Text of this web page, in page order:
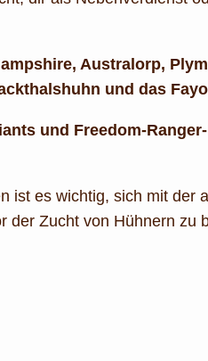
Australorp,
und das
und Freedom-
ist es wichtig, sich mit der
Zucht von Hühnern zu